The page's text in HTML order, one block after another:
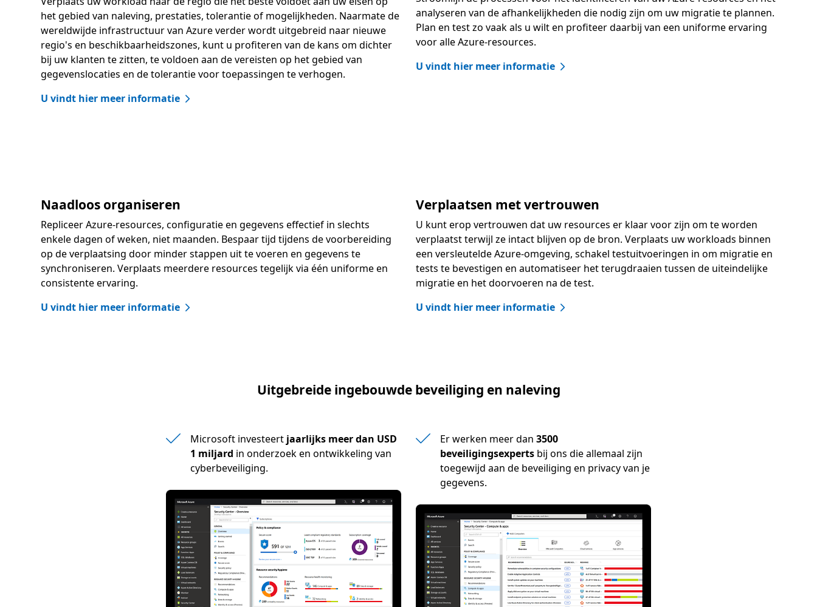
het gebied van naleving, prestaties, tolerantie of mogelijkheden. Naarmate de
wereldwijde infrastructuur van Azure verder wordt uitgebreid naar nieuwe
regio's en beschikbaarheidszones, kunt u profiteren van de kans om dichter
bij uw klanten te zitten, te voldoen aan de vereisten op het gebied van
gegevenslocaties en de tolerantie voor toepassingen te verhogen.
U vindt hier meer informatie
analyseren van de afhankelijkheden die nodig zijn om uw migratie te plannen.
Plan en test zo vaak als u wilt en profiteer daarbij van een uniforme ervaring
voor alle Azure-resources.
U vindt hier meer informatie
Naadloos organiseren
Repliceer Azure-resources, configuratie en gegevens effectief in slechts
enkele dagen of weken, niet maanden. Bespaar tijd tijdens de voorbereiding
op de verplaatsing door minder stappen uit te voeren en gegevens te
synchroniseren. Verplaats meerdere resources tegelijk via één uniforme en
consistente ervaring.
U vindt hier meer informatie
Verplaatsen met vertrouwen
U kunt erop vertrouwen dat uw resources er klaar voor zijn om te worden
verplaatst terwijl ze intact blijven op de bron. Verplaats uw workloads binnen
een versleutelde Azure-omgeving, schakel testuitvoeringen in om migratie en
tests te bevestigen en automatiseer het terugdraaien tussen de uiteindelijke
migratie en het doorvoeren na de test.
U vindt hier meer informatie
Uitgebreide ingebouwde beveiliging en naleving
Microsoft investeert jaarlijks meer dan USD
1 miljard in onderzoek en ontwikkeling van
cyberbeveiliging.
Er werken meer dan 3500
beveiligingsexperts bij ons die allemaal zijn
toegewijd aan de beveiliging en privacy van je
gegevens.